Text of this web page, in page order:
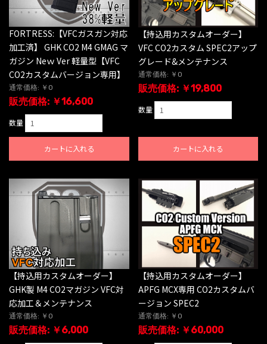
FORTRESS:【VFCガスガン対応
加工済】 GHK CO2 M4 GMAG マ
ガジン Neｗ Ver 軽量型【VFC
CO2カスタムバージョン専用】
通常価格: ￥0
販売価格: ￥16,600
数量
カートに入れる
【持込用カスタムオーダー】
VFC CO2カスタム SPEC2アップ
グレード&メンテナンス
通常価格: ￥0
販売価格: ￥19,800
数量
カートに入れる
【持込用カスタムオーダー】
GHK製 M4 CO2マガジン VFC対
応加工＆メンテナンス
通常価格: ￥0
販売価格: ￥6,000
【持込用カスタムオーダー】
APFG MCX専用 CO2カスタムバ
ージョン SPEC2
通常価格: ￥0
販売価格: ￥60,000